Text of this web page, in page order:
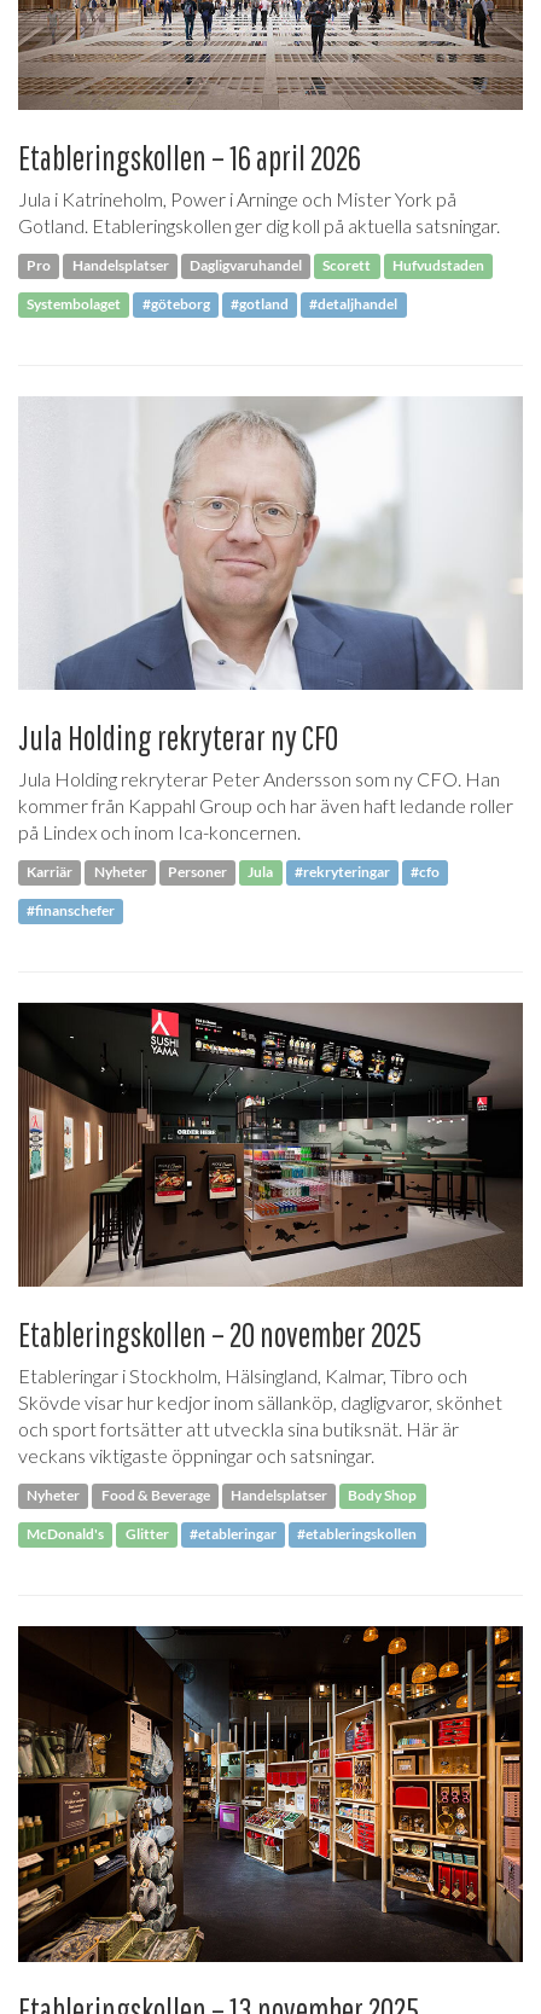
Etableringskollen – 16 april 2026
Jula i Katrineholm, Power i Arninge och Mister York på
Gotland. Etableringskollen ger dig koll på aktuella satsningar.
Pro Handelsplatser Dagligvaruhandel Scorett Hufvudstaden
Systembolaget #göteborg #gotland #detaljhandel
Jula Holding rekryterar ny CFO
Jula Holding rekryterar Peter Andersson som ny CFO. Han
kommer från Kappahl Group och har även haft ledande roller
på Lindex och inom Ica-koncernen.
Karriär Nyheter Personer Jula #rekryteringar #cfo
#finanschefer
Etableringskollen – 20 november 2025
Etableringar i Stockholm, Hälsingland, Kalmar, Tibro och
Skövde visar hur kedjor inom sällanköp, dagligvaror, skönhet
och sport fortsätter att utveckla sina butiksnät. Här är
veckans viktigaste öppningar och satsningar.
Nyheter Food & Beverage Handelsplatser Body Shop
McDonald's Glitter #etableringar #etableringskollen